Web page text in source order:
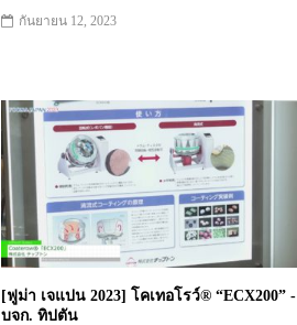
กันยายน 12, 2023
[ฟูม่า เจแปน 2023] โคเทอโรว์® “ECX200” -
บจก. ทิปตัน